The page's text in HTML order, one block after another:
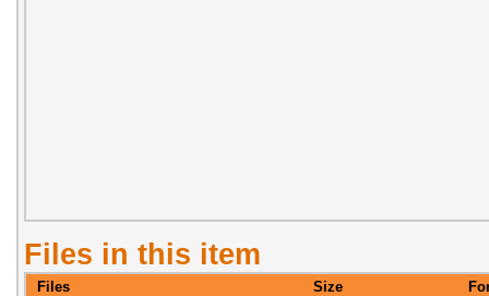
Files in this item
Files Size